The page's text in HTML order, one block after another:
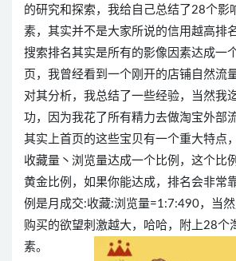
的研究和探索，我给自己总结了28个影
素，其实并不是大家所说的信用越高排
搜索排名其实是所有的影像因素达成一
页，我曾经看到一个刚开的店铺自然流
对其分析，我总结了一些经验，当然我
功，因为我花了所有精力去做淘宝外部
其实上首页的这些宝贝有一个重大特点
收藏量丶浏览量达成一个比例，这个比
黄金比例，如果你能达成，排名会非常
例是月成交:收藏:浏览量=1:7:490，当
购买的欲望刺激越大，哈哈，附上28个
素。